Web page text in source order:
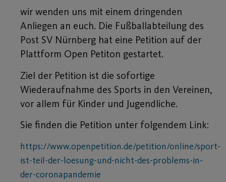
wir wenden uns mit einem dringenden
Anliegen an euch. Die Fußballabteilung des
Post SV Nürnberg hat eine Petition auf der
Plattform Open Petiton gestartet.
Ziel der Petition ist die sofortige
Wiederaufnahme des Sports in den Vereinen,
vor allem für Kinder und Jugendliche.
Sie finden die Petition unter folgendem Link:
https://www.openpetition.de/petition/online/sport-
ist-teil-der-loesung-und-nicht-des-problems-in-
der-coronapandemie